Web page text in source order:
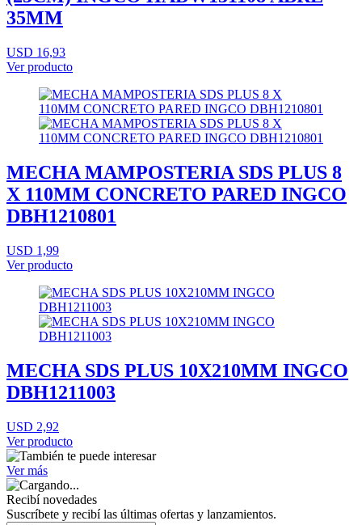
35MM
USD 16,93
Ver producto
MECHA MAMPOSTERIA SDS PLUS 8
X 110MM CONCRETO PARED INGCO
DBH1210801
USD 1,99
Ver producto
MECHA SDS PLUS 10X210MM INGCO
DBH1211003
USD 2,92
Ver producto
Ver más
Recibí novedades
Suscríbete y recibí las últimas ofertas y lanzamientos.